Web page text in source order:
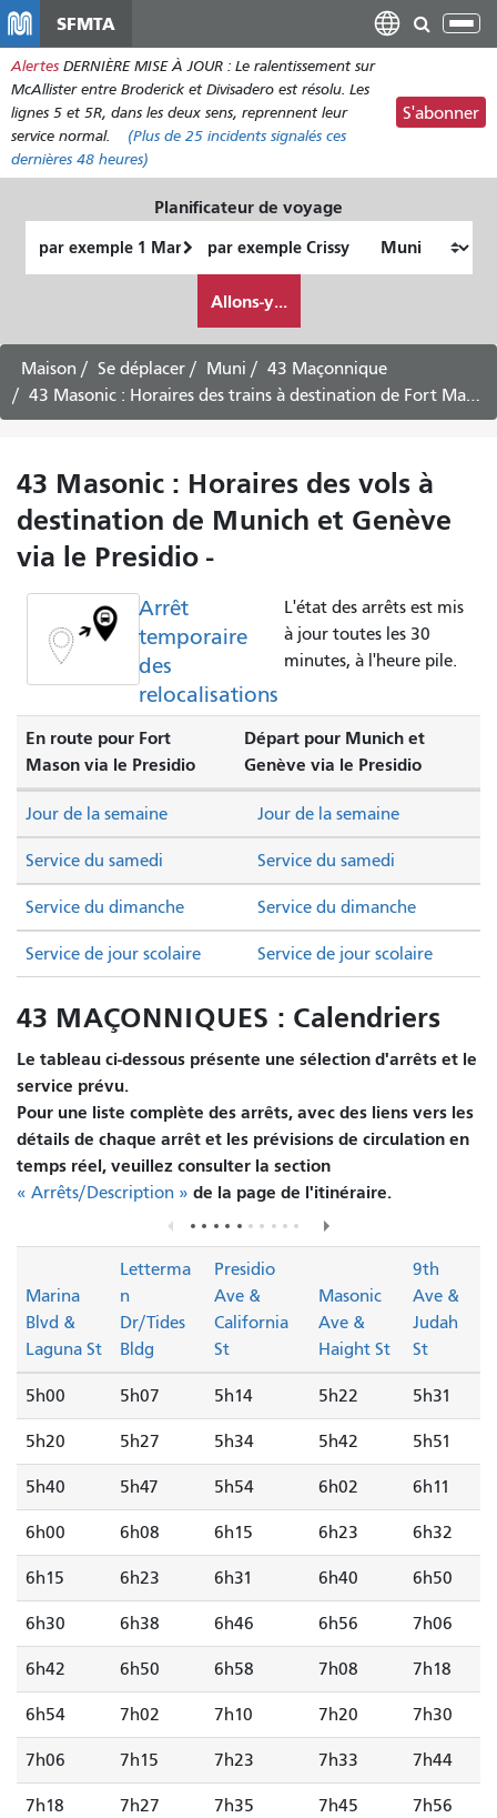
contenu
principal
SFMTA
Alertes DERNIÈRE MISE À JOUR : Le ralentissement sur
McAllister entre Broderick et Divisadero est résolu. Les
lignes 5 et 5R, dans les deux sens, reprennent leur
service normal.
(Plus de 25 incidents signalés ces
dernières 48 heures)
S'abonner
Planificateur de voyage
de
final
je
veux
voyager
Allons-y...
Maison Se déplacer Muni
43 Maçonnique
43 Masonic : Horaires des trains à destination de Fort Mason via le Presidio – Service en semaine
43 Masonic : Horaires des vols à
destination de Munich et Genève
via le Presidio -
Arrêt
temporaire
des
relocalisations
L'état des arrêts est mis
à jour toutes les 30
minutes, à l'heure pile.
En route pour Fort
Mason via le Presidio
Départ pour Munich et
Genève via le Presidio
Service du samedi Service du samedi
Service du dimanche Service du dimanche
Jour de la semaine Jour de la semaine
Service de jour scolaire Service de jour scolaire
43 MAÇONNIQUES : Calendriers
Le tableau ci-dessous présente une sélection d'arrêts et le
service prévu.
Pour une liste complète des arrêts, avec des liens vers les
détails de chaque arrêt et les prévisions de circulation en
temps réel, veuillez consulter la section
« Arrêts/Description » de la page de l'itinéraire.
Marina
Blvd &
Laguna St
Letterma
n
Dr/Tides
Bldg
Presidio
Ave &
California
St
Masonic
Ave &
Haight St
9th
Ave &
Judah
St
5h00 5h07 5h14 5h22 5h31
5h20 5h27 5h34 5h42 5h51
5h40 5h47 5h54 6h02 6h11
6h00 6h08 6h15 6h23 6h32
6h15 6h23 6h31 6h40 6h50
6h30 6h38 6h46 6h56 7h06
6h42 6h50 6h58 7h08 7h18
6h54 7h02 7h10 7h20 7h30
7h06 7h15 7h23 7h33 7h44
7h18 7h27 7h35 7h45 7h56